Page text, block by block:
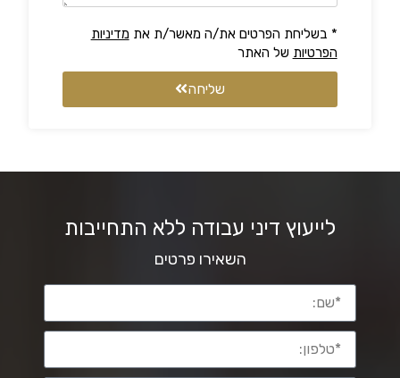
* בשליחת הפרטים את/ה מאשר/ת את מדיניות
הפרטיות של האתר
שליחה
לייעוץ דיני עבודה ללא התחייבות
השאירו פרטים